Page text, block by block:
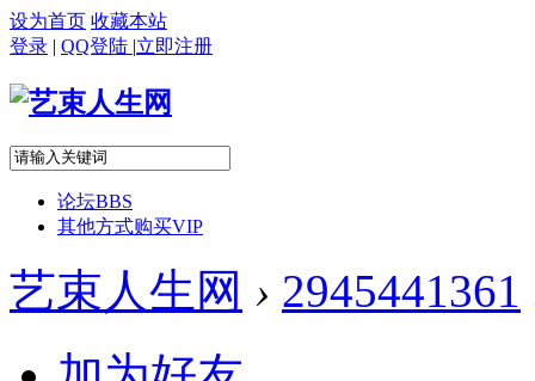
设为首页 收藏本站
登录 | QQ登陆 |立即注册
论坛BBS
其他方式购买VIP
艺束人生网 › 2945441361